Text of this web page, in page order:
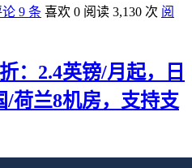
9 条 喜欢 0 阅读 3,130 次 阅
：2.4英镑/月起，日
荷兰8机房，支持支